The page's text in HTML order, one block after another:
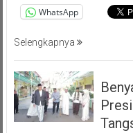
WhatsApp
Selengkapnya